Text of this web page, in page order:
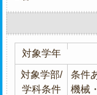
対象学年
対象学部/
学科条件
条件
機械